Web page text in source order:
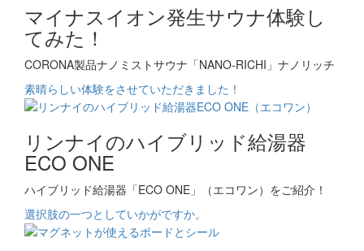
マイナスイオン発生サウナ体験し
てみた！
CORONA製品ナノミストサウナ「NANO-RICHI」ナノリッチ
素晴らしい体験をさせていただきました！
リンナイのハイブリッド給湯器
ECO ONE
ハイブリッド給湯器「ECO ONE」（エコワン）をご紹介！
選択肢の一つとしていかがですか。